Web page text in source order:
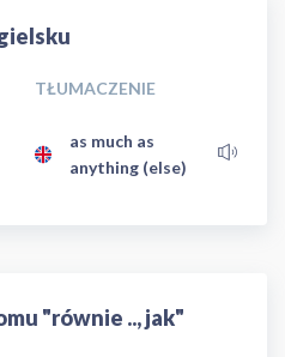
TŁUMACZENIE
as much as
anything (else)
"równie .., jak"